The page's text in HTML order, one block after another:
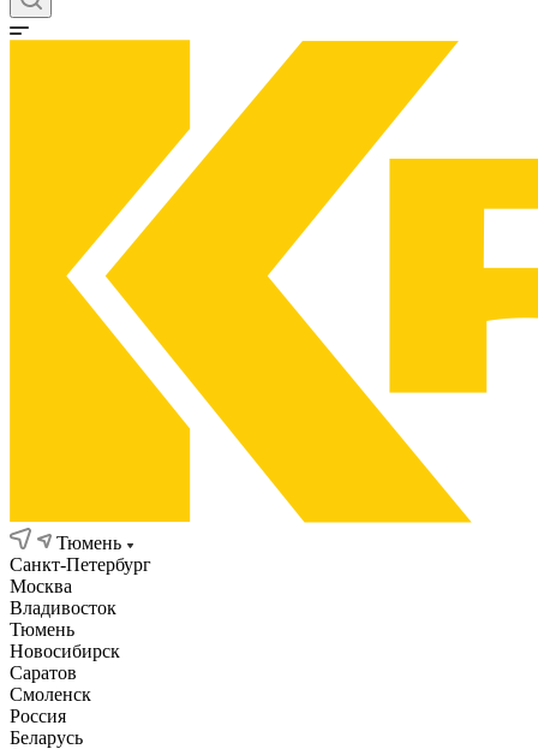
Тюмень
Санкт-Петербург
Москва
Владивосток
Тюмень
Новосибирск
Саратов
Смоленск
Россия
Беларусь